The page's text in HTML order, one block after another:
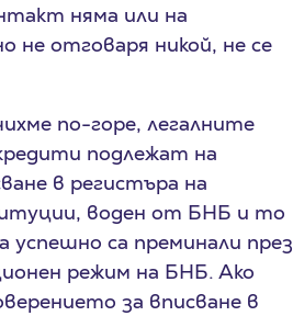
няма или на
не отговаря никой, не се
по-горе, легалните
подлежат на
в регистъра на
воден от БНБ и то
успешно са преминали през
режим на БНБ. Ако
за вписване в